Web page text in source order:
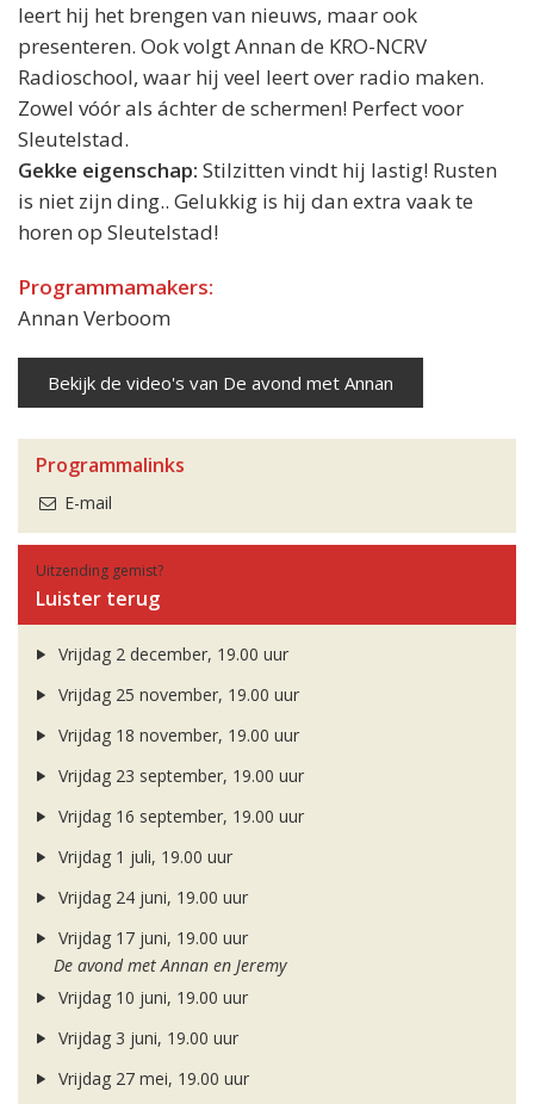
leert hij het brengen van nieuws, maar ook
presenteren. Ook volgt Annan de KRO-NCRV
Radioschool, waar hij veel leert over radio maken.
Zowel vóór als áchter de schermen! Perfect voor
Sleutelstad.
Gekke eigenschap: Stilzitten vindt hij lastig! Rusten
is niet zijn ding.. Gelukkig is hij dan extra vaak te
horen op Sleutelstad!
Programmamakers:
Annan Verboom
Bekijk de video's van De avond met Annan
Programmalinks
E-mail
Uitzending gemist?
Luister terug
Vrijdag 2 december, 19.00 uur
Vrijdag 25 november, 19.00 uur
Vrijdag 18 november, 19.00 uur
Vrijdag 23 september, 19.00 uur
Vrijdag 16 september, 19.00 uur
Vrijdag 1 juli, 19.00 uur
Vrijdag 24 juni, 19.00 uur
Vrijdag 17 juni, 19.00 uur
De avond met Annan en Jeremy
Vrijdag 10 juni, 19.00 uur
Vrijdag 3 juni, 19.00 uur
Vrijdag 27 mei, 19.00 uur